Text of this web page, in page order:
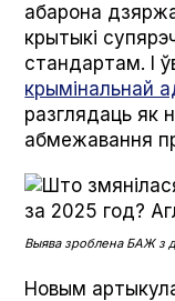
абарона
крытыкі
стандартам. І
крымінальнай
разглядаць як
абмежавання
Выява зроблена БАЖ з
Новым